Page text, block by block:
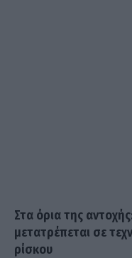
Στα όρια της
μετατρέπεται σε
ρίσκου